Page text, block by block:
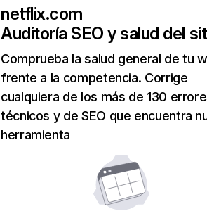
netflix.com
Auditoría SEO y salud del
Comprueba la salud general de tu
frente a la competencia. Corrige
cualquiera de los más de 130
técnicos y de SEO que encuentra
herramienta